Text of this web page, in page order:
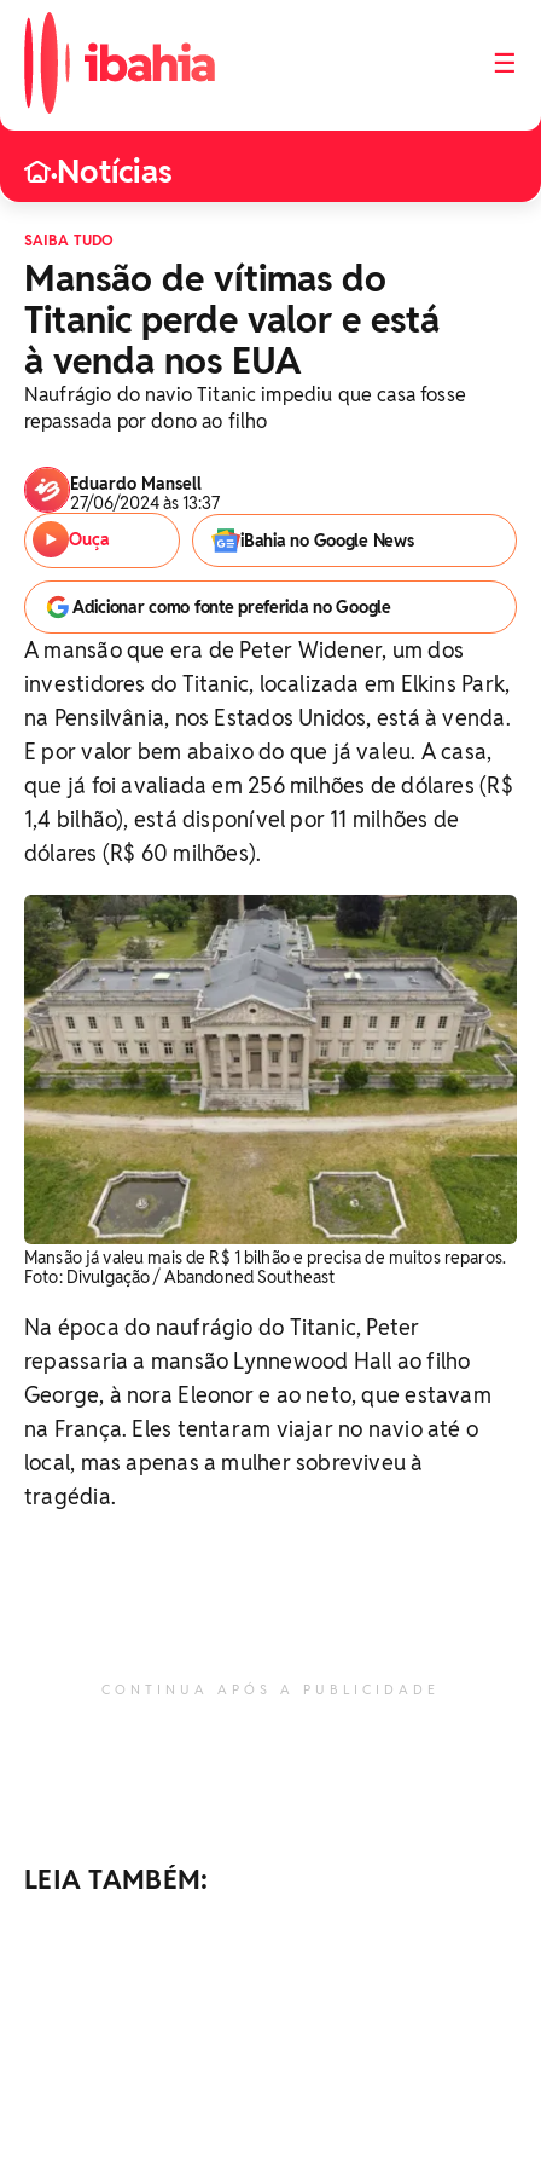
☰
•Notícias
SAIBA TUDO
Mansão de vítimas do
Titanic perde valor e está
à venda nos EUA
Naufrágio do navio Titanic impediu que casa fosse
repassada por dono ao filho
Eduardo Mansell
27/06/2024 às 13:37
Ouça
iBahia no Google News
Adicionar como fonte preferida no Google
A mansão que era de Peter Widener, um dos
investidores do Titanic, localizada em Elkins Park,
na Pensilvânia, nos Estados Unidos, está à venda.
E por valor bem abaixo do que já valeu. A casa,
que já foi avaliada em 256 milhões de dólares (R$
1,4 bilhão), está disponível por 11 milhões de
dólares (R$ 60 milhões).
Mansão já valeu mais de R$ 1 bilhão e precisa de muitos reparos.
Foto: Divulgação / Abandoned Southeast
Na época do naufrágio do Titanic, Peter
repassaria a mansão Lynnewood Hall ao filho
George, à nora Eleonor e ao neto, que estavam
na França. Eles tentaram viajar no navio até o
local, mas apenas a mulher sobreviveu à
tragédia.
CONTINUA APÓS A PUBLICIDADE
LEIA TAMBÉM: